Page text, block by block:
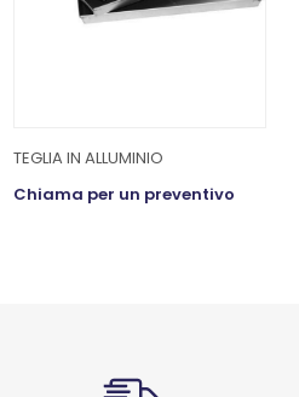
TEGLIA IN ALLUMINIO
Chiama per un preventivo